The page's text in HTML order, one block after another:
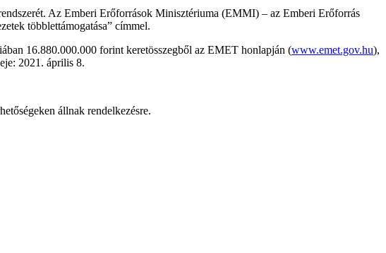
Az Emberi Erőforrások Minisztériuma (EMMI) – az Emberi Erőforrás
többlettámogatása” címmel.
16.880.000.000 forint keretösszegből az EMET honlapján (www.emet.gov.hu),
2021. április 8.
állnak rendelkezésre.